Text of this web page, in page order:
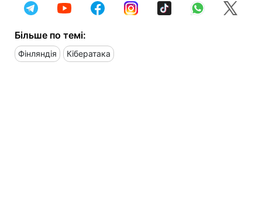
Більше по темі:
Фінляндія Кібератака